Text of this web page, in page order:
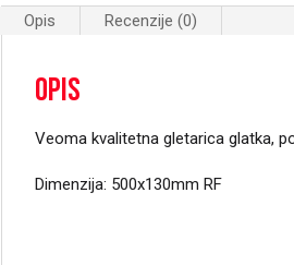
Opis Recenzije (0)
Opis
Veoma kvalitetna gletarica glatka,
Dimenzija: 500x130mm RF